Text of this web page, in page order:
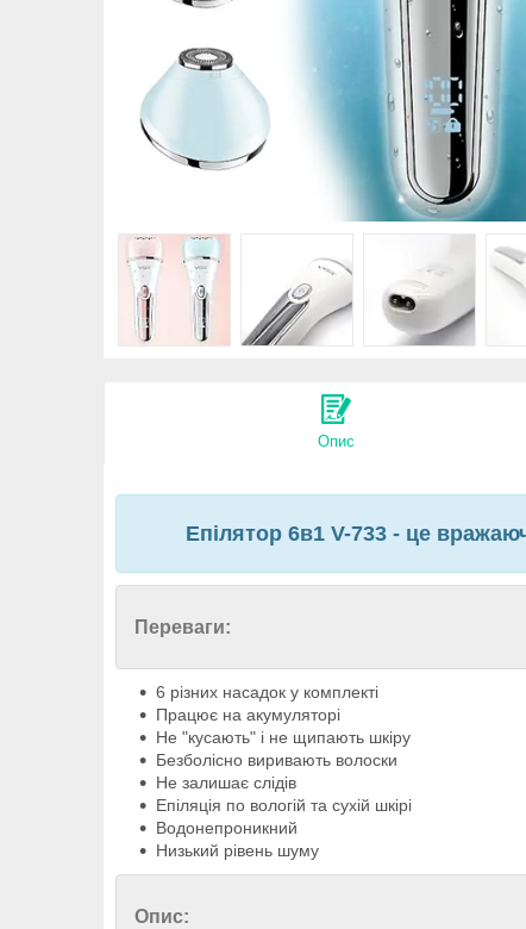
Опис
Епілятор 6в1 V-733 - це
Переваги:
6 різних насадок у комплекті
Працює на акумуляторі
Не "кусають" і не щипають шкіру
Безболісно виривають волоски
Не залишає слідів
Епіляція по вологій та сухій шкірі
Водонепроникний
Низький рівень шуму
Опис: